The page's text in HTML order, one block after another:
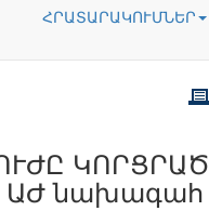
ՀՐԱՏԱՐԱԿՈՒՄՆԵՐ
ԿՈՐՑՐԱԾ
ԱԺ նախագահ